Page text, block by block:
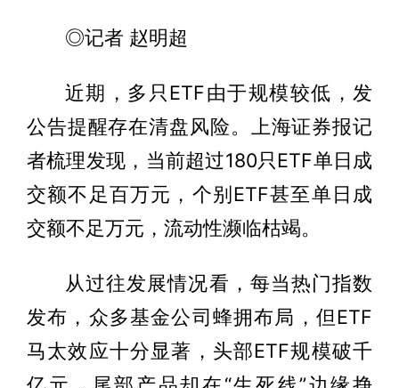
◎记者 赵明超
近期，多只ETF由于规模较低，发
公告提醒存在清盘风险。上海证券报记
者梳理发现，当前超过180只ETF单日成
交额不足百万元，个别ETF甚至单日成
交额不足万元，流动性濒临枯竭。
从过往发展情况看，每当热门指数
发布，众多基金公司蜂拥布局，但ETF
马太效应十分显著，头部ETF规模破千